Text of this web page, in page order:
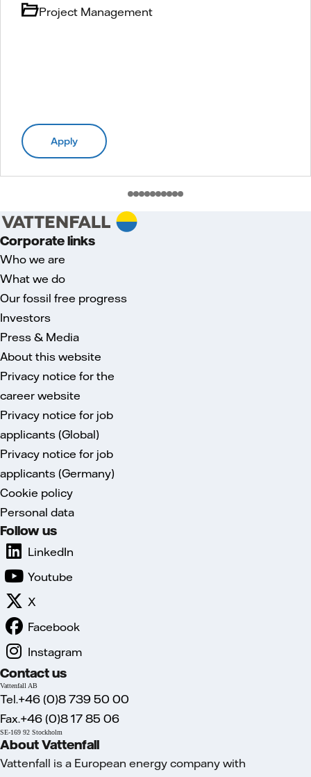
Project Management
Apply
Corporate links
Who we are
What we do
Our fossil free progress
Investors
Press & Media
About this website
Privacy notice for the
career website
Privacy notice for job
applicants (Global)
Privacy notice for job
applicants (Germany)
Cookie policy
Personal data
Follow us
LinkedIn
Youtube
X
Facebook
Instagram
Contact us
Vattenfall AB
Tel.+46 (0)8 739 50 00
Fax.+46 (0)8 17 85 06
SE-169 92 Stockholm
About Vattenfall
Vattenfall is a European energy company with